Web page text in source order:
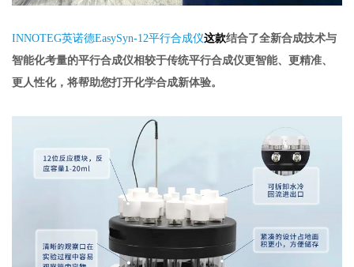
INNOTEG英诺德EasySyn-12平行合成仪这款结合了全新合成技术与
智能化考量的平行合成仪相较于传统平行合成仪更智能、更精准、
更人性化，将帮助您打开化学合成新体验。